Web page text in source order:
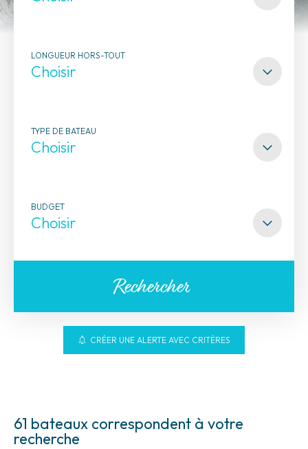
LONGUEUR HORS-TOUT
TYPE DE BATEAU
BUDGET
Rechercher
CRÉER UNE ALERTE AVEC CRITÈRES
61 bateaux correspondent à votre
recherche